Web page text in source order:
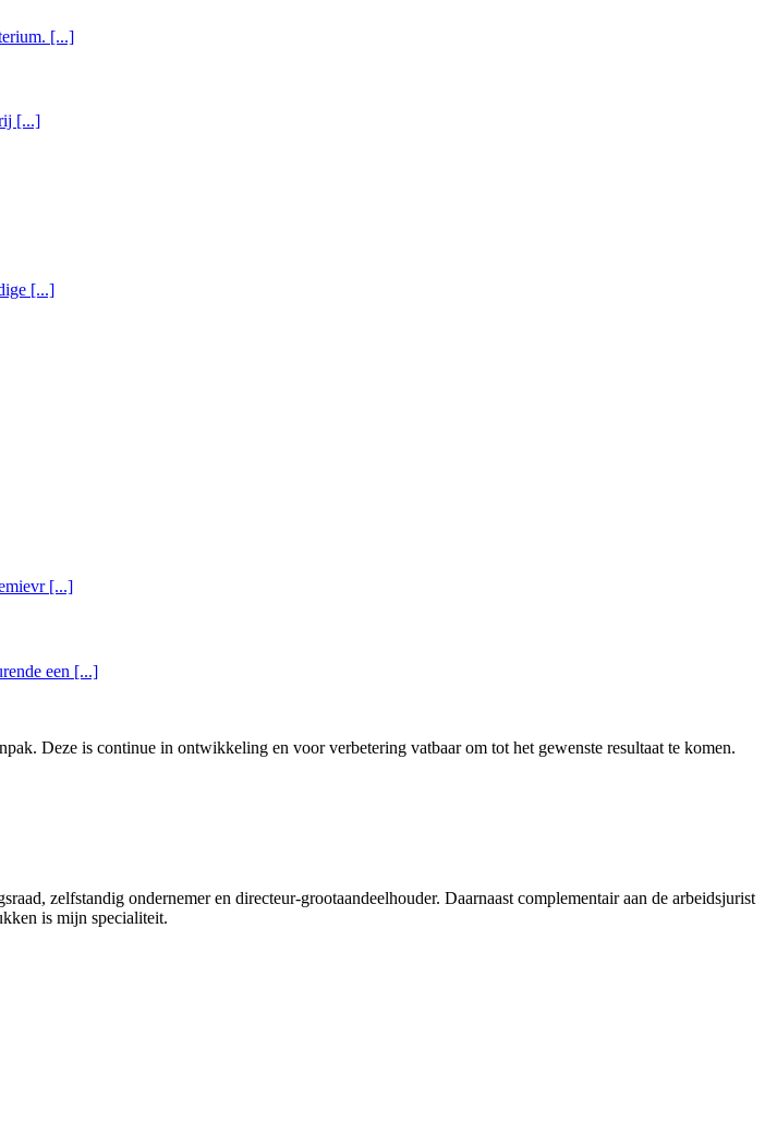
[...]
[...]
[...]
[...]
een [...]
Deze is continue in ontwikkeling en voor verbetering vatbaar om tot het gewenste resultaat te komen.
zelfstandig ondernemer en directeur-grootaandeelhouder. Daarnaast complementair aan de arbeidsjurist
is mijn specialiteit.